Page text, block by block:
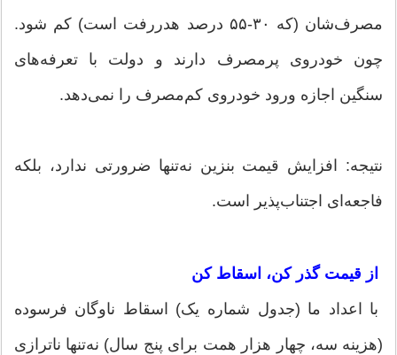
مصرف‌شان (که ۳۰-۵۵ درصد هدررفت است) کم شود.
چون خودروی پرمصرف دارند و دولت با تعرفه‌های
سنگین اجازه ورود خودروی کم‌مصرف را نمی‌دهد.
نتیجه: افزایش قیمت بنزین نه‌تنها ضرورتی ندارد، بلکه
فاجعه‌ای اجتناب‌پذیر است.
از قیمت گذر کن، اسقاط کن
با اعداد ما (جدول شماره یک) اسقاط ناوگان فرسوده
(هزینه سه، چهار هزار همت برای پنج سال) نه‌تنها ناترازی